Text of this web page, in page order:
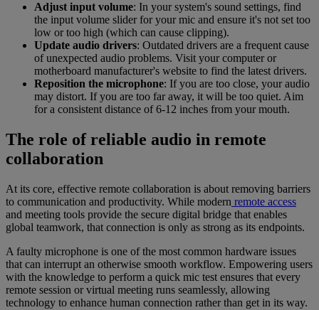
Adjust input volume: In your system's sound settings, find
the input volume slider for your mic and ensure it's not set too
low or too high (which can cause clipping).
Update audio drivers: Outdated drivers are a frequent cause
of unexpected audio problems. Visit your computer or
motherboard manufacturer's website to find the latest drivers.
Reposition the microphone: If you are too close, your audio
may distort. If you are too far away, it will be too quiet. Aim
for a consistent distance of 6-12 inches from your mouth.
The role of reliable audio in remote
collaboration
At its core, effective remote collaboration is about removing barriers
to communication and productivity. While modern remote access
and meeting tools provide the secure digital bridge that enables
global teamwork, that connection is only as strong as its endpoints.
A faulty microphone is one of the most common hardware issues
that can interrupt an otherwise smooth workflow. Empowering users
with the knowledge to perform a quick mic test ensures that every
remote session or virtual meeting runs seamlessly, allowing
technology to enhance human connection rather than get in its way.